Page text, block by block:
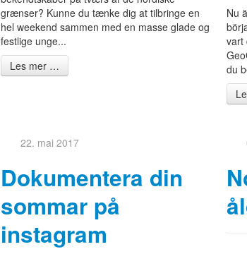
grænser? Kunne du tænke dig at tilbringe en
hel weekend sammen med en masse glade og
festlige unge...
Les mer …
Nu
vart
du
22. mai 2017
Dokumentera din
sommar på
instagram